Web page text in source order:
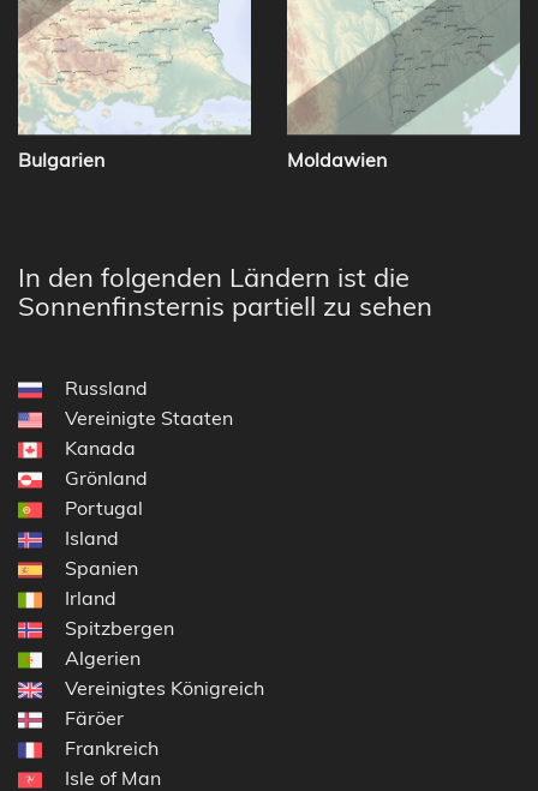
Bulgarien Moldawien
In den folgenden Ländern ist die
Sonnenfinsternis partiell zu sehen
Russland
Vereinigte Staaten
Kanada
Grönland
Portugal
Island
Spanien
Irland
Spitzbergen
Algerien
Vereinigtes Königreich
Färöer
Frankreich
Isle of Man